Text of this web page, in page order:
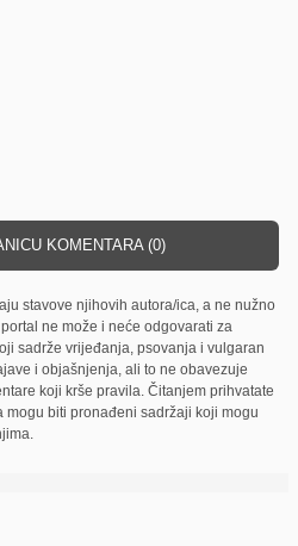
KOMENTARA (0)
stavove njihovih autora/ica, a ne nužno
ne može i neće odgovarati za
sadrže vrijeđanja, psovanja i vulgaran
i objašnjenja, ali to ne obavezuje
koji krše pravila. Čitanjem prihvatate
mogu biti pronađeni sadržaji koji mogu